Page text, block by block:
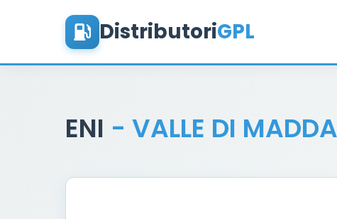
DistributoriGPL
ENI - VALLE DI